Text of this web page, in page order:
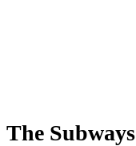
The Subways